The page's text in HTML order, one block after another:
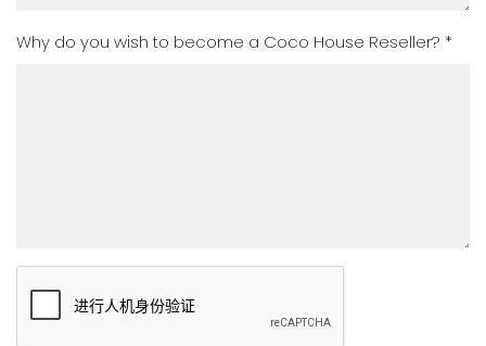
Why do you wish to become a Coco House Reseller? *